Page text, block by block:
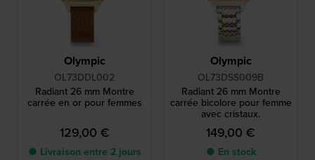
Olympic
OL73DDL002
Radiant 26 mm Montre
carrée en or pour femmes
129,00 €
● Livraison entre 2 jours
Olympic
OL73DSS009B
Radiant 26 mm Montre
carrée bicolore pour femme
avec cristaux.
149,00 €
● En stock